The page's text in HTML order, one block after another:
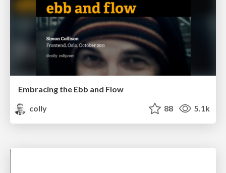
Embracing the Ebb and Flow
colly
88 5.1k